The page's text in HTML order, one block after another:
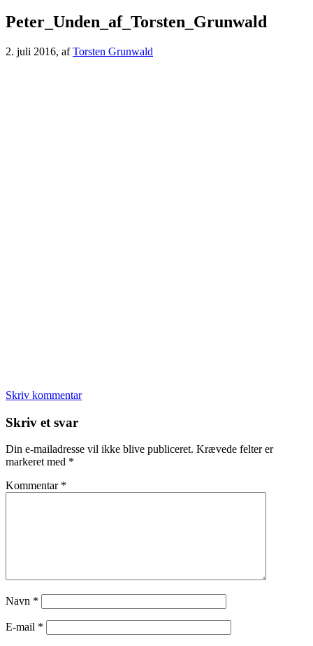
Peter_Unden_af_Torsten_Grunwald
2. juli 2016, afTorsten Grunwald
Skriv kommentar
Læserinteraktioner
Skriv et svar
Din e-mailadresse vil ikke blive publiceret. Krævede felter er
markeret med *
Kommentar *
Navn *
E-mail *